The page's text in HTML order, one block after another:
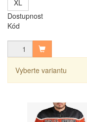
XL
Dostupnost
Kód
Vyberte variantu